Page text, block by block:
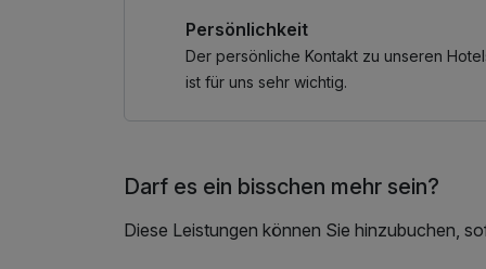
Persönlichkeit
Der persönliche Kontakt zu unseren
ist für uns sehr wichtig.
Darf es ein bisschen mehr sein?
Diese Leistungen können Sie hinzubuchen,